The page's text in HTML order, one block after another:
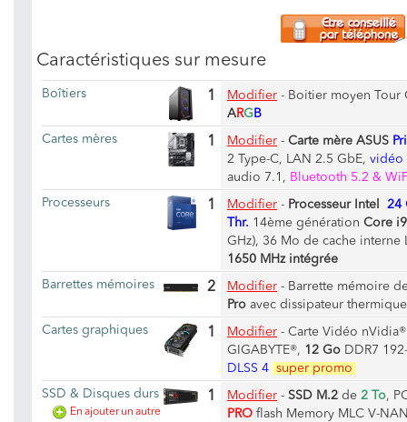
Caractéristiques sur mesure
Boîtiers 1 Modifier - Boitier moyen Tour
ARGB
Cartes mères
1 Modifier - Carte mère ASUS
2 Type-C, LAN 2.5 GbE, vidéo
audio 7.1, Bluetooth 5.2 &
Processeurs
1 Modifier - Processeur Intel 24
Thr. 14ème génération Core
GHz), 36 Mo de cache interne
1650 MHz intégrée
Barrettes mémoires
2 Modifier - Barrette mémoire
Pro avec dissipateur
Cartes graphiques
1 Modifier - Carte Vidéo
GIGABYTE®, 12 Go DDR7
DLSS 4 super promo
SSD & Disques durs
En ajouter un autre
1 Modifier - SSD M.2 de 2 To,
PRO flash Memory MLC V-